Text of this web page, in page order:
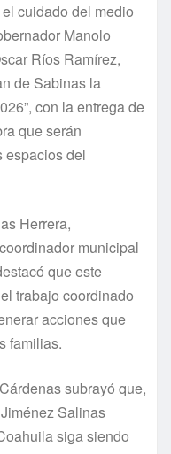
cuidado del medio
Manolo
Ríos Ramírez,
de Sabinas la
con la entrega de
que serán
espacios del
Herrera,
municipal
que este
trabajo coordinado
acciones que
familias.
subrayó que,
Salinas
siga siendo